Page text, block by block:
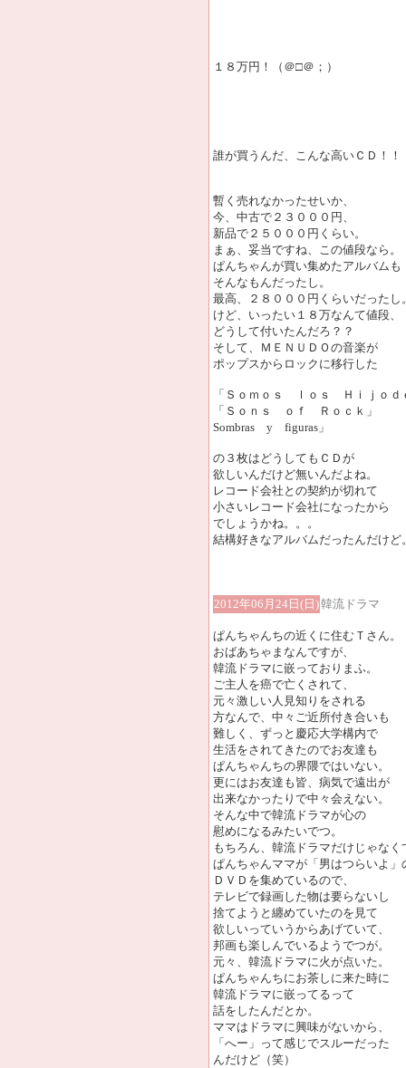
１８万円！（＠□＠；）
誰が買うんだ、こんな高いＣＤ！！
暫く売れなかったせいか、
今、中古で２３０００円、
新品で２５０００円くらい。
まぁ、妥当ですね、この値段なら。
ぱんちゃんが買い集めたアルバムも
そんなもんだったし。
最高、２８０００円くらいだったし
けど、いったい１８万なんて値段、
どうして付いたんだろ？？
そして、ＭＥＮＵＤＯの音楽が
ポップスからロックに移行した
「Ｓｏｍｏｓ ｌｏｓ Ｈｉｊｏ
「Ｓｏｎｓ ｏｆ Ｒｏｃｋ」
Sombras y figuras」
の３枚はどうしてもＣＤが
欲しいんだけど無いんだよね。
レコード会社との契約が切れて
小さいレコード会社になったから
でしょうかね。。。
結構好きなアルバムだったんだけど
2012年06月24日(日)韓流ドラマ
ぱんちゃんちの近くに住むＴさん。
おばあちゃまなんですが、
韓流ドラマに嵌っておりまふ。
ご主人を癌で亡くされて、
元々激しい人見知りをされる
方なんで、中々ご近所付き合いも
難しく、ずっと慶応大学構内で
生活をされてきたのでお友達も
ぱんちゃんちの界隈ではいない。
更にはお友達も皆、病気で遠出が
出来なかったりで中々会えない。
そんな中で韓流ドラマが心の
慰めになるみたいでつ。
もちろん、韓流ドラマだけじゃなく
ぱんちゃんママが「男はつらいよ」
ＤＶＤを集めているので、
テレビで録画した物は要らないし
捨てようと纏めていたのを見て
欲しいっていうからあげていて、
邦画も楽しんでいるようでつが。
元々、韓流ドラマに火が点いた。
ぱんちゃんちにお茶しに来た時に
韓流ドラマに嵌ってるって
話をしたんだとか。
ママはドラマに興味がないから、
「へー」って感じでスルーだった
んだけど（笑）